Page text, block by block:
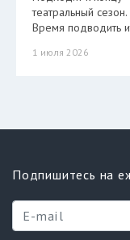
театральный сезон.
Время подводить
1 июля 2026
Подпишитесь на